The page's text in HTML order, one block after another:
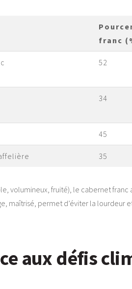
franc
52
34
45
35
volumineux, fruité), le cabernet
maîtrisé, permet d’éviter la lourdeur
aux défis